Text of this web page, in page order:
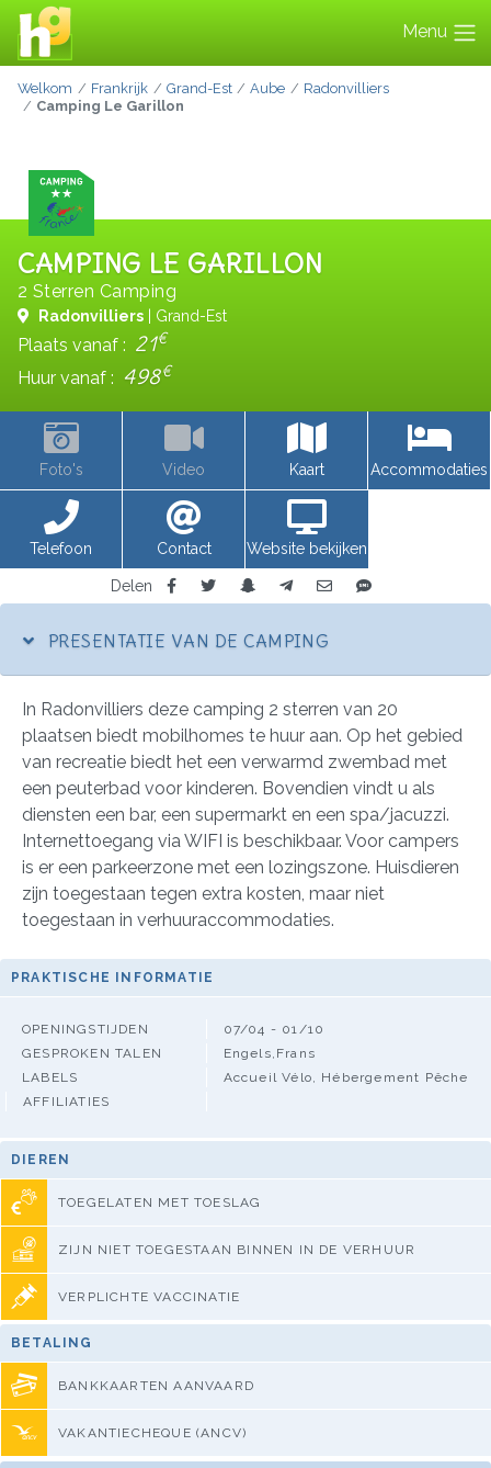
Menu
Welkom Frankrijk Grand-Est Aube
Radonvilliers
Camping Le Garillon
CAMPING LE GARILLON
2 Sterren Camping
Radonvilliers | Grand-Est
Plaats vanaf : 21€
Huur vanaf : 498€
Foto's Video Kaart Accommodaties
Telefoon Contact Website bekijken
Delen
PRESENTATIE VAN DE CAMPING
In Radonvilliers deze camping 2 sterren van 20
plaatsen biedt mobilhomes te huur aan. Op het gebied
van recreatie biedt het een verwarmd zwembad met
een peuterbad voor kinderen. Bovendien vindt u als
diensten een bar, een supermarkt en een spa/jacuzzi.
Internettoegang via WIFI is beschikbaar. Voor campers
is er een parkeerzone met een lozingszone. Huisdieren
zijn toegestaan tegen extra kosten, maar niet
toegestaan in verhuuraccommodaties.
PRAKTISCHE INFORMATIE
OPENINGSTIJDEN
07/04 - 01/10
GESPROKEN TALEN
Engels,Frans
LABELS
Accueil Vélo, Hébergement Pêche
AFFILIATIES
DIEREN
TOEGELATEN MET TOESLAG
ZIJN NIET TOEGESTAAN BINNEN IN DE VERHUUR
VERPLICHTE VACCINATIE
BETALING
BANKKAARTEN AANVAARD
VAKANTIECHEQUE (ANCV)